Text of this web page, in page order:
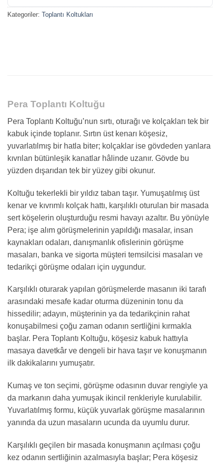
Kategoriler: Toplantı Koltukları
Pera Toplantı Koltuğu
Pera Toplantı Koltuğu’nun sırtı, oturağı ve kolçakları tek bir
kabuk içinde toplanır. Sırtın üst kenarı köşesiz,
yuvarlatılmış bir hatla biter; kolçaklar ise gövdeden yanlara
kıvrılan bütünleşik kanatlar hâlinde uzanır. Gövde bu
yüzden dışarıdan tek bir yüzey gibi okunur.
Koltuğu tekerlekli bir yıldız taban taşır. Yumuşatılmış üst
kenar ve kıvrımlı kolçak hattı, karşılıklı oturulan bir masada
sert köşelerin oluşturduğu resmi havayı azaltır. Bu yönüyle
Pera; işe alım görüşmelerinin yapıldığı masalar, insan
kaynakları odaları, danışmanlık ofislerinin görüşme
masaları, banka ve sigorta müşteri temsilcisi masaları ve
tedarikçi görüşme odaları için uygundur.
Karşılıklı oturarak yapılan görüşmelerde masanın iki tarafı
arasındaki mesafe kadar oturma düzeninin tonu da
hissedilir; adayın, müşterinin ya da tedarikçinin rahat
konuşabilmesi çoğu zaman odanın sertliğini kırmakla
başlar. Pera Toplantı Koltuğu, köşesiz kabuk hattıyla
masaya davetkâr ve dengeli bir hava taşır ve konuşmanın
ilk dakikalarını yumuşatır.
Kumaş ve ton seçimi, görüşme odasının duvar rengiyle ya
da markanın daha yumuşak ikincil renkleriyle kurulabilir.
Yuvarlatılmış formu, küçük yuvarlak görüşme masalarının
yanında da uzun masaların ucunda da uyumlu durur.
Karşılıklı geçilen bir masada konuşmanın açılması çoğu
kez odanın sertliğinin azalmasıyla başlar; Pera köşesiz